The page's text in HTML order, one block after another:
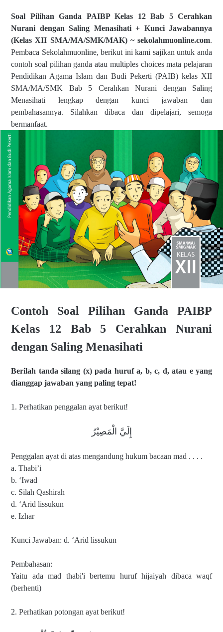
Soal Pilihan Ganda PAIBP Kelas 12 Bab 5 Cerahkan
Nurani dengan Saling Menasihati + Kunci Jawabannya
(Kelas XII SMA/MA/SMK/MAK) ~ sekolahmuonline.com.
Pembaca Sekolahmuonline, berikut ini kami sajikan untuk anda
contoh soal pilihan ganda atau multiples choices mata pelajaran
Pendidikan Agama Islam dan Budi Pekerti (PAIB) kelas XII
SMA/MA/SMK Bab 5 Cerahkan Nurani dengan Saling
Menasihati lengkap dengan kunci jawaban dan
pembahasannya. Silahkan dibaca dan dipelajari, semoga
bermanfaat.
Contoh Soal Pilihan Ganda PAIBP
Kelas 12 Bab 5 Cerahkan Nurani
dengan Saling Menasihati
Berilah tanda silang (x) pada huruf a, b, c, d, atau e yang
dianggap jawaban yang paling tepat!
1. Perhatikan penggalan ayat berikut!
إِلَيَّ الْمَصِيْرُ
Penggalan ayat di atas mengandung hukum bacaan mad . . . .
a. Thabi’i
b. ‘Iwad
c. Silah Qashirah
d. ‘Arid lissukun
e. Izhar
Kunci Jawaban: d. ‘Arid lissukun
Pembahasan:
Yaitu ada mad thabi'i bertemu huruf hijaiyah dibaca waqf
(berhenti)
2. Perhatikan potongan ayat berikut!